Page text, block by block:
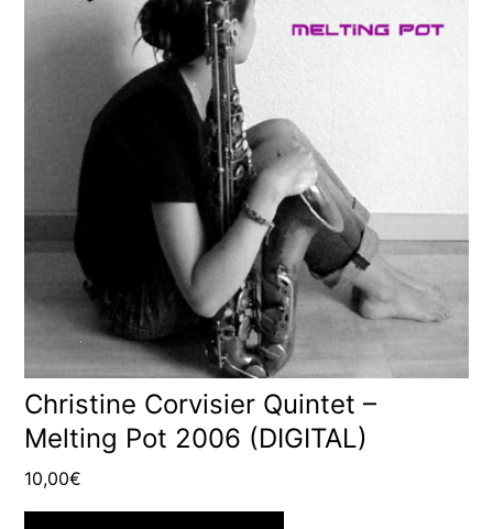
Christine Corvisier Quintet –
Melting Pot 2006 (DIGITAL)
10,00€